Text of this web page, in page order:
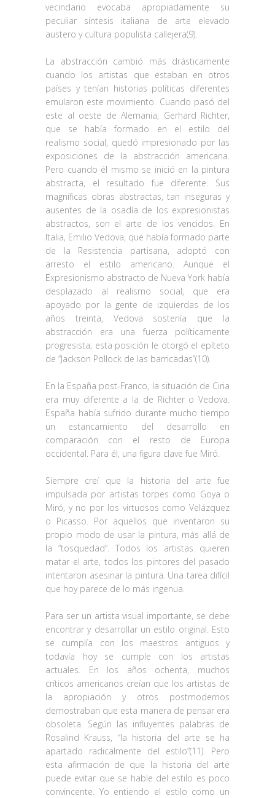
vecindario evocaba apropiadamente su
peculiar síntesis italiana de arte elevado
austero y cultura populista callejera(9).
La abstracción cambió más drásticamente
cuando los artistas que estaban en otros
países y tenían historias políticas diferentes
emularon este movimiento. Cuando pasó del
este al oeste de Alemania, Gerhard Richter,
que se había formado en el estilo del
realismo social, quedó impresionado por las
exposiciones de la abstracción americana.
Pero cuando él mismo se inició en la pintura
abstracta, el resultado fue diferente. Sus
magníficas obras abstractas, tan inseguras y
ausentes de la osadía de los expresionistas
abstractos, son el arte de los vencidos. En
Italia, Emilio Vedova, que había formado parte
de la Resistencia partisana, adoptó con
arresto el estilo americano. Aunque el
Expresionismo abstracto de Nueva York había
desplazado al realismo social, que era
apoyado por la gente de izquierdas de los
años treinta, Vedova sostenía que la
abstracción era una fuerza políticamente
progresista; esta posición le otorgó el epíteto
de “Jackson Pollock de las barricadas”(10).
En la España post-Franco, la situación de Ciria
era muy diferente a la de Richter o Vedova.
España había sufrido durante mucho tiempo
un estancamiento del desarrollo en
comparación con el resto de Europa
occidental. Para él, una figura clave fue Miró.
Siempre creí que la historia del arte fue
impulsada por artistas torpes como Goya o
Miró, y no por los virtuosos como Velázquez
o Picasso. Por aquellos que inventaron su
propio modo de usar la pintura, más allá de
la “tosquedad”. Todos los artistas quieren
matar el arte, todos los pintores del pasado
intentaron asesinar la pintura. Una tarea difícil
que hoy parece de lo más ingenua.
Para ser un artista visual importante, se debe
encontrar y desarrollar un estilo original. Esto
se cumplía con los maestros antiguos y
todavía hoy se cumple con los artistas
actuales. En los años ochenta, muchos
críticos americanos creían que los artistas de
la apropiación y otros postmodernos
demostraban que esta manera de pensar era
obsoleta. Según las influyentes palabras de
Rosalind Krauss, “la historia del arte se ha
apartado radicalmente del estilo”(11). Pero
esta afirmación de que la historia del arte
puede evitar que se hable del estilo es poco
convincente. Yo entiendo el estilo como un